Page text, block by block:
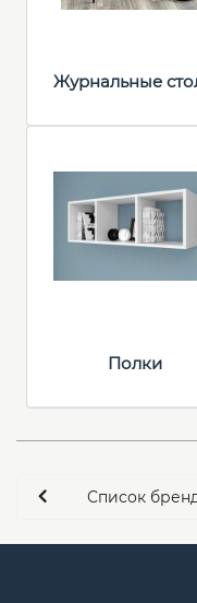
Журнальные
Полки
Список